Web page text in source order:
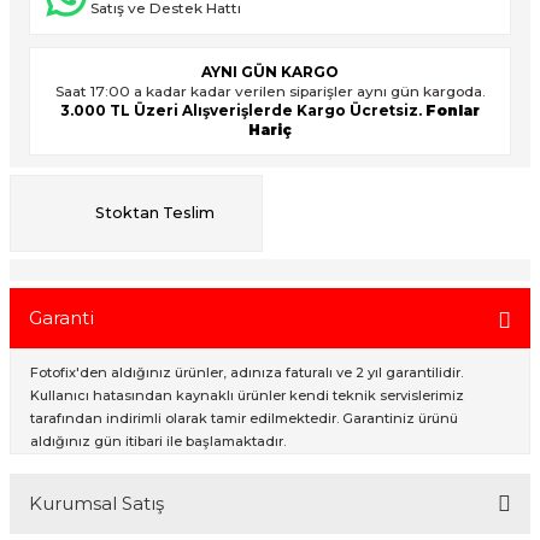
Satış ve Destek Hattı
AYNI GÜN KARGO
Saat 17:00 a kadar kadar verilen siparişler aynı gün kargoda.
3.000 TL Üzeri Alışverişlerde Kargo Ücretsiz. Fonlar
Hariç
Stoktan Teslim
Garanti
Fotofix'den aldığınız ürünler, adınıza faturalı ve 2 yıl garantilidir.
Kullanıcı hatasından kaynaklı ürünler kendi teknik servislerimiz
tarafından indirimli olarak tamir edilmektedir. Garantiniz ürünü
aldığınız gün itibari ile başlamaktadır.
Kurumsal Satış